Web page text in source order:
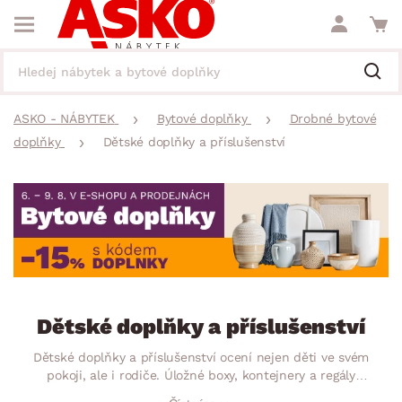
ASKO - NÁBYTEK Bytové doplňky
Drobné bytové
doplňky
Dětské doplňky a příslušenství
Dětské doplňky a příslušenství
Dětské doplňky a příslušenství ocení nejen děti ve svém
pokoji, ale i rodiče. Úložné boxy, kontejnery a regály